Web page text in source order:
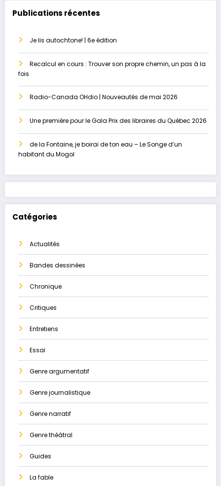
Publications récentes
Je lis autochtone! | 6e édition
Recalcul en cours : Trouver son propre chemin, un pas à la
fois
Radio-Canada OHdio | Nouveautés de mai 2026
Une première pour le Gala Prix des libraires du Québec 2026
de la Fontaine, je boirai de ton eau – Le Songe d’un
habitant du Mogol
Catégories
Actualités
Bandes dessinées
Chronique
Critiques
Entretiens
Essai
Genre argumentatif
Genre journalistique
Genre narratif
Genre théâtral
Guides
La ​fable